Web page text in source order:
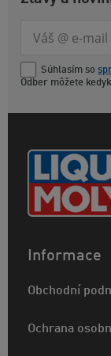
Súhlasím so
Odber môžete
Informace
Obchodní
Ochrana